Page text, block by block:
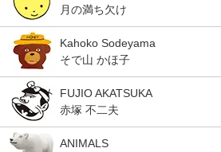
月の満ち欠け
Kahoko Sodeyama
そで山 かほ子
FUJIO AKATSUKA
赤塚 不二夫
ANIMALS